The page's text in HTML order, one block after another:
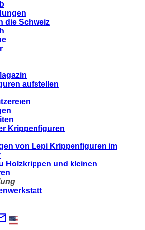
die Schweiz
aufstellen
Krippenfiguren
von Lepi Krippenfiguren im
Holzkrippen und kleinen